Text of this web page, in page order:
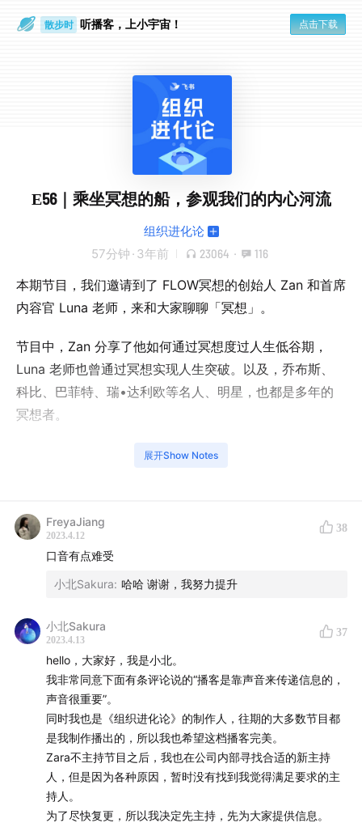
散步时 听播客，上小宇宙！ 点击下载
E56｜乘坐冥想的船，参观我们的内心河流
组织进化论
57分钟 · 3年前 23064 · 116
本期节目，我们邀请到了 FLOW冥想的创始人 Zan 和首席
内容官 Luna 老师，来和大家聊聊「冥想」。
节目中，Zan 分享了他如何通过冥想度过人生低谷期，
Luna 老师也曾通过冥想实现人生突破。以及，乔布斯、
科比、巴菲特、瑞•达利欧等名人、明星，也都是多年的
冥想者。
所以，冥想到底是什么神秘力量？他们分别从多年的冥想
结构，让我们的大脑更健康。
在工作中，我们也可以通过冥想提升专注力，以及通过提
升觉察力，改变沟通模式，帮助我们更好地沟通。
本期节目福利
欢迎大家在评论区分享你听完本期节目的感受，我们会选
出 5 位听众，送上 Zan 推荐的《洞见》一书。
点击获取本期节目飞书妙记逐字稿
如果想进一步了解和使用飞书，欢迎填写《组织进化论》
播客听众专属的咨询渠道，免费获取 1v1 的使用咨询及产
品演示：联系飞书
展开Show Notes
FreyaJiang
2023.4.12
38
口音有点难受
小北Sakura: 哈哈 谢谢，我努力提升
小北Sakura
2023.4.13
37
hello，大家好，我是小北。
我非常同意下面有条评论说的“播客是靠声音来传递信息的，
声音很重要”。
同时我也是《组织进化论》的制作人，往期的大多数节目都
是我制作播出的，所以我也希望这档播客完美。
Zara不主持节目之后，我也在公司内部寻找合适的新主持
人，但是因为各种原因，暂时没有找到我觉得满足要求的主
持人。
为了尽快复更，所以我决定先主持，先为大家提供信息。